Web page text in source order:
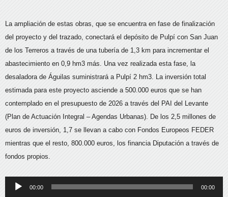
La ampliación de estas obras, que se encuentra en fase de finalización
del proyecto y del trazado, conectará el depósito de Pulpí con San Juan
de los Terreros a través de una tubería de 1,3 km para incrementar el
abastecimiento en 0,9 hm3 más. Una vez realizada esta fase, la
desaladora de Águilas suministrará a Pulpí 2 hm3. La inversión total
estimada para este proyecto asciende a 500.000 euros que se han
contemplado en el presupuesto de 2026 a través del PAI del Levante
(Plan de Actuación Integral – Agendas Urbanas). De los 2,5 millones de
euros de inversión, 1,7 se llevan a cabo con Fondos Europeos FEDER
mientras que el resto, 800.000 euros, los financia Diputación a través de
fondos propios.
Reproductor
00:00 00:00